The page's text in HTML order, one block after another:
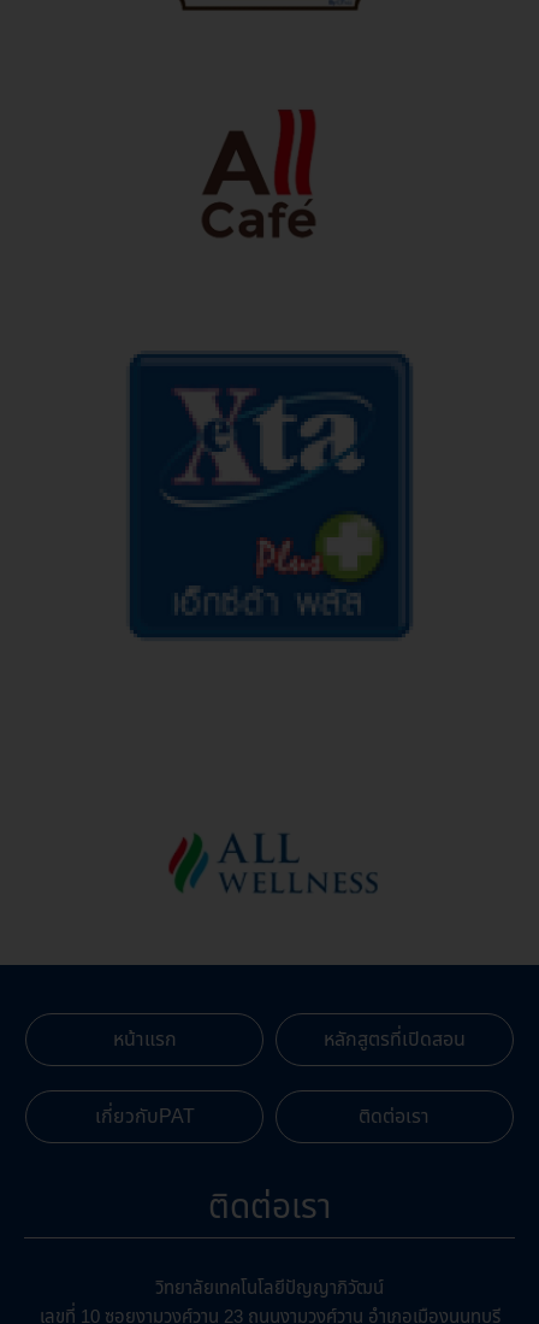
หน้าแรก หลักสูตรที่เปิดสอน
เกี่ยวกับPAT ติดต่อเรา
ติดต่อเรา
วิทยาลัยเทคโนโลยีปัญญาภิวัฒน์
เลขที่ 10 ซอยงามวงศ์วาน 23 ถนนงามวงศ์วาน อำเภอเมืองนนทบุรี